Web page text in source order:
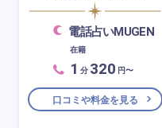
電話占いMUGEN
在籍
1 分 320 円〜
口コミや料金を見る